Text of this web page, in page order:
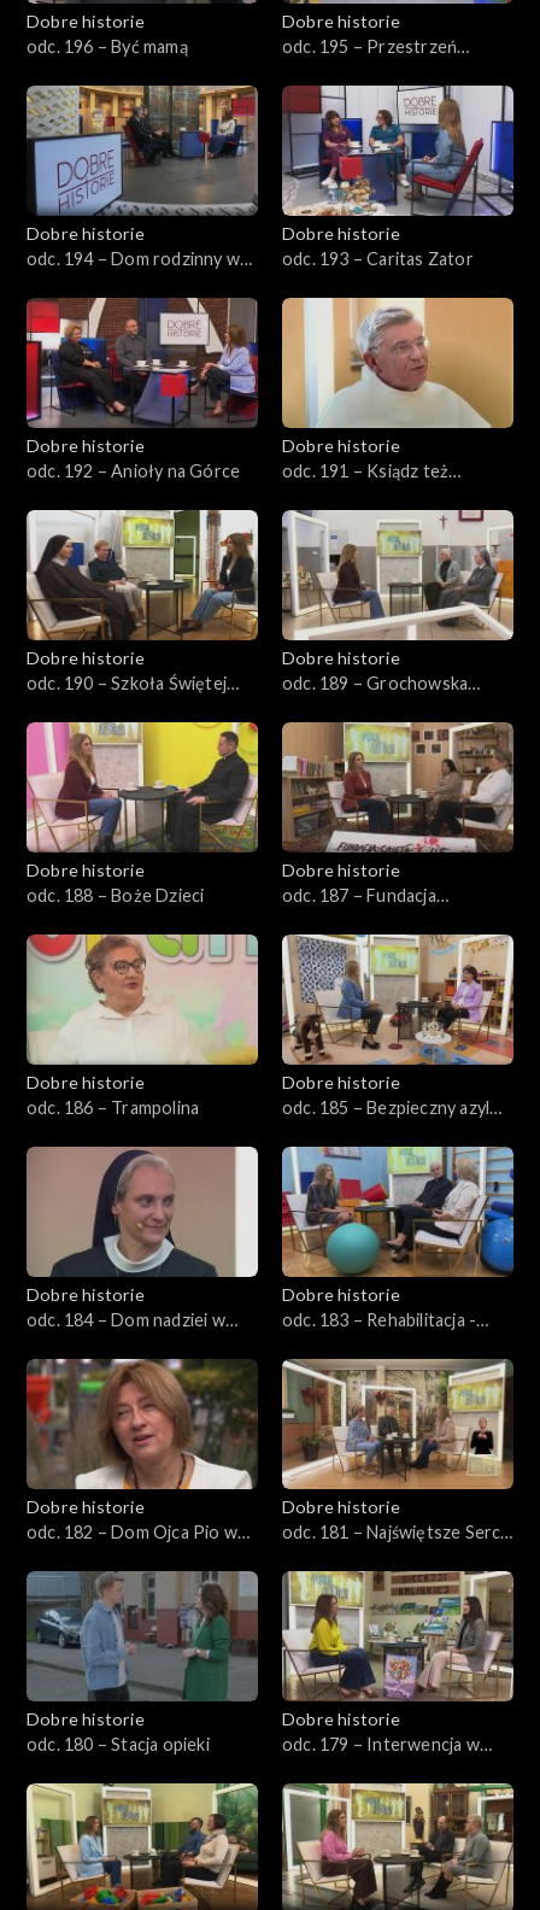
Dobre historie
odc. 196 – Być mamą
Dobre historie
odc. 195 – Przestrzeń
Dobre historie
odc. 194 – Dom rodzinny w
Dobre historie
odc. 193 – Caritas Zator
Dobre historie
odc. 192 – Anioły na Górce
Dobre historie
odc. 191 – Ksiądz też
Dobre historie
odc. 190 – Szkoła Świętej
Dobre historie
odc. 189 – Grochowska
Dobre historie
odc. 188 – Boże Dzieci
Dobre historie
odc. 187 – Fundacja
Dobre historie
odc. 186 – Trampolina
Dobre historie
odc. 185 – Bezpieczny azyl
Dobre historie
odc. 184 – Dom nadziei w
Dobre historie
odc. 183 – Rehabilitacja -
samodzielności
Dobre historie
odc. 182 – Dom Ojca Pio w
Dobre historie
odc. 181 – Najświętsze Serce
Dobre historie
odc. 180 – Stacja opieki
Dobre historie
odc. 179 – Interwencja w